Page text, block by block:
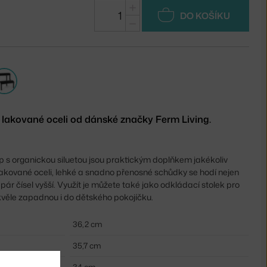
DO KOŠÍKU
oceli od dánské značky Ferm Living.
s organickou siluetou jsou praktickým doplňkem jakékoliv
oceli, lehké a snadno přenosné schůdky se hodí nejen
čísel vyšší. Využít je můžete také jako odkládací stolek pro
zapadnou i do dětského pokojíčku.
36,2 cm
35,7 cm